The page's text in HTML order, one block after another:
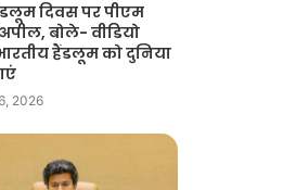
हैंडलूम दिवस पर पीएम
बोले- वीडियो
हैंडलूम को दुनिया
2026